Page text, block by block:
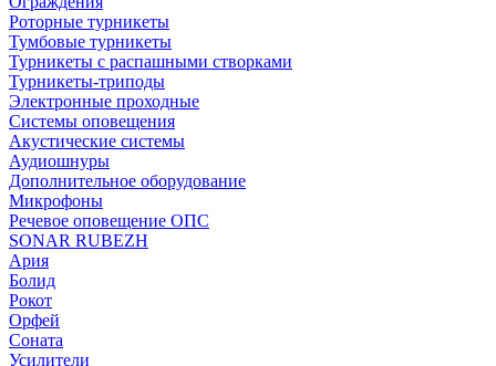
Роторные турникеты
Тумбовые турникеты
Турникеты с распашными створками
Турникеты-триподы
Электронные проходные
Системы оповещения
Акустические системы
Аудиошнуры
Дополнительное оборудование
Микрофоны
Речевое оповещение ОПС
SONAR RUBEZH
Ария
Болид
Рокот
Орфей
Соната
Усилители